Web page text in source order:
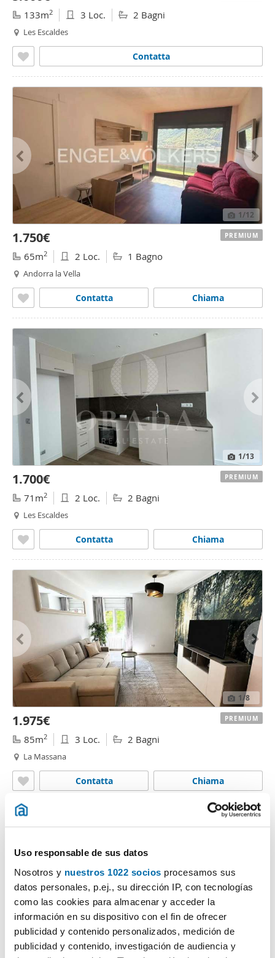
Uso responsable de sus datos
Nosotros y nuestros 1022 socios procesamos sus
datos personales, p.ej., su dirección IP, con tecnologías
como las cookies para almacenar y acceder la
información en su dispositivo con el fin de ofrecer
publicidad y contenido personalizados, medición de
publicidad y contenido, investigación de audiencia y
133m2 3 Loc. 2 Bagni
Les Escaldes
Contatta
1/12
1.750€
65m2 2 Loc. 1 Bagno
Andorra la Vella
Chiama
Contatta
PREMIUM
1/13
1.700€
71m2 2 Loc. 2 Bagni
Les Escaldes
Chiama
Contatta
PREMIUM
1/8
1.975€
85m2 3 Loc. 2 Bagni
La Massana
Chiama
Contatta
PREMIUM